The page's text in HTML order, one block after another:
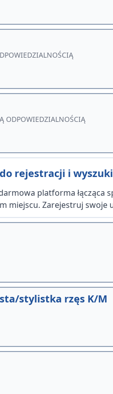
ODPOWIEDZIALNOŚCIĄ
rejestracji i
platforma
miejscu. Zarejestruj
stylistka rzęs K/M